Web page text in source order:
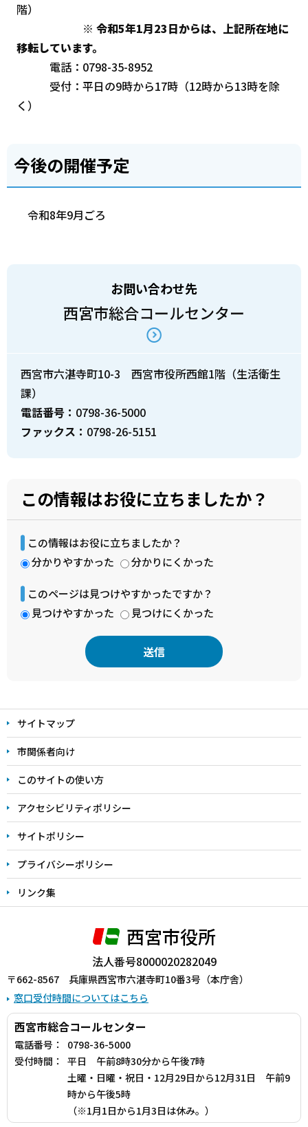
階）
※ 令和5年1月23日からは、上記所在地に
移転しています。
電話：0798-35-8952
受付：平日の9時から17時（12時から13時を除
く）
今後の開催予定
令和8年9月ごろ
お問い合わせ先
西宮市総合コールセンター
西宮市六湛寺町10-3 西宮市役所西館1階（生活衛生
課）
電話番号： 0798-36-5000
ファックス： 0798-26-5151
この情報はお役に立ちましたか？
この情報はお役に立ちましたか？
分かりやすかった
分かりにくかった
このページは見つけやすかったですか？
見つけやすかった
見つけにくかった
文
こ
こ
ま
サイトマップ
市関係者向け
このサイトの使い方
アクセシビリティポリシー
サイトポリシー
プライバシーポリシー
リンク集
西宮市役所
法人番号8000020282049
〒662-8567 兵庫県西宮市六湛寺町10番3号（本庁舎）
窓口受付時間についてはこちら
西宮市総合コールセンター
電話番号：
0798-36-5000
受付時間：
平日 午前8時30分から午後7時
土曜・日曜・祝日・12月29日から12月31日 午前9
時から午後5時
（※1月1日から1月3日は休み。）